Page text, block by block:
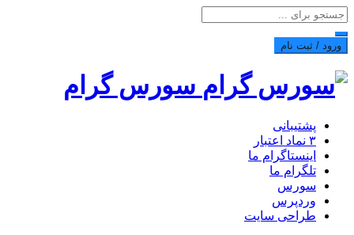
ورود / ثبت نام
سورس گرام
پشتیبانی
۳ نماد اعتبار
اینستاگرام ما
تلگرام ما
سورس
وردپرس
طراحی سایت